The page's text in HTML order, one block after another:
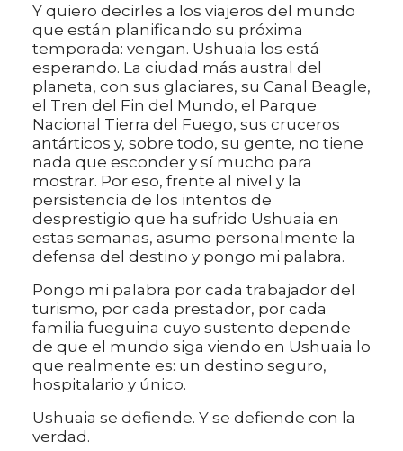
Y quiero decirles a los viajeros del mundo
que están planificando su próxima
temporada: vengan. Ushuaia los está
esperando. La ciudad más austral del
planeta, con sus glaciares, su Canal Beagle,
el Tren del Fin del Mundo, el Parque
Nacional Tierra del Fuego, sus cruceros
antárticos y, sobre todo, su gente, no tiene
nada que esconder y sí mucho para
mostrar. Por eso, frente al nivel y la
persistencia de los intentos de
desprestigio que ha sufrido Ushuaia en
estas semanas, asumo personalmente la
defensa del destino y pongo mi palabra.
Pongo mi palabra por cada trabajador del
turismo, por cada prestador, por cada
familia fueguina cuyo sustento depende
de que el mundo siga viendo en Ushuaia lo
que realmente es: un destino seguro,
hospitalario y único.
Ushuaia se defiende. Y se defiende con la
verdad.